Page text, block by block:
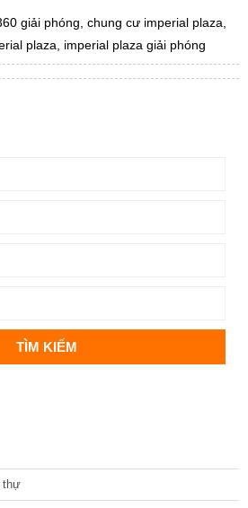
giải phóng, chung cư imperial plaza,
plaza, imperial plaza giải phóng
thự